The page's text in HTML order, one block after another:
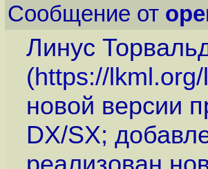
Сообщение от
Линус
(https://
новой версии
DX/SX;